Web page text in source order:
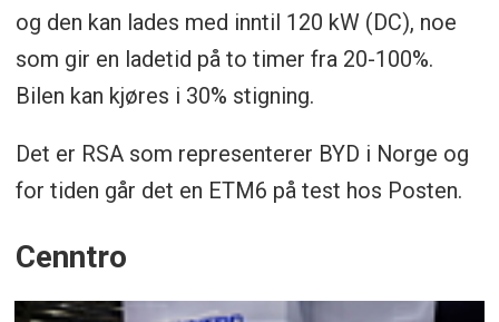
og den kan lades med inntil 120 kW (DC), noe
som gir en ladetid på to timer fra 20-100%.
Bilen kan kjøres i 30% stigning.
Det er RSA som representerer BYD i Norge og
for tiden går det en ETM6 på test hos Posten.
Cenntro